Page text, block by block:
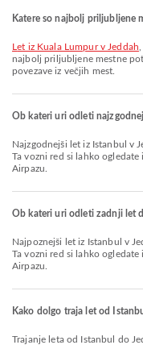
Katere so najbolj priljubljene
let iz Kuala Lumpur v Jeddah
najbolj priljubljene mestne
povezave iz večjih mest.
Ob kateri uri odleti
Najzgodnejši let iz Istanbul v Jeddah z letalsko družbo Flynas odleti ob 00:20.
Ta vozni red si lahko
Airpazu.
Ob kateri uri odleti zadnji let
Najpoznejši let iz Istanbul v Jeddah z letalsko družbo flyadeal odleti ob 22:50.
Ta vozni red si lahko
Airpazu.
Kako dolgo traja let od
Trajanje leta od Istanbul do